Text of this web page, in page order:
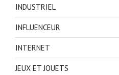
INDUSTRIEL
INFLUENCEUR
INTERNET
JEUX ET JOUETS